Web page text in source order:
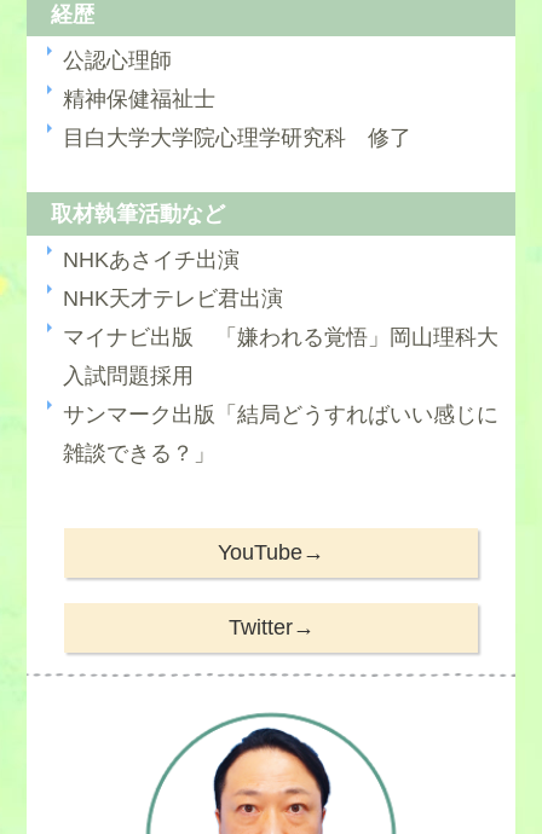
経歴
公認心理師
精神保健福祉士
目白大学大学院心理学研究科 修了
取材執筆活動など
NHKあさイチ出演
NHK天才テレビ君出演
マイナビ出版 「嫌われる覚悟」岡山理科大
入試問題採用
サンマーク出版「結局どうすればいい感じに
雑談できる？」
YouTube→
Twitter→